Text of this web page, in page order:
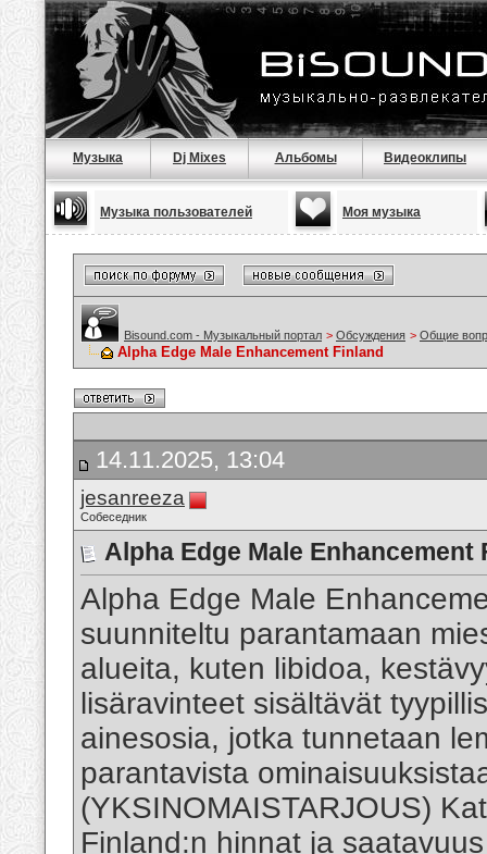
Музыка Dj Mixes Альбомы Видеоклипы
Музыка пользователей Моя музыка
Bisound.com - Музыкальный портал > Обсуждения > Общие
Alpha Edge Male Enhancement Finland
14.11.2025, 13:04
jesanreeza
Собеседник
Alpha Edge Male Enhancement
Alpha Edge Male
suunniteltu parantamaan
alueita, kuten libidoa,
lisäravinteet sisältävät
ainesosia, jotka tunnetaan
parantavista
(YKSINOMAISTARJOUS)
Finland:n hinnat ja saatavuus